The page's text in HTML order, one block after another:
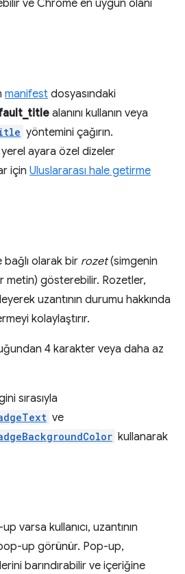
ve Chrome en uygun olanı
manifest dosyasındaki
alanını kullanın veya
yöntemini çağırın.
yerel ayara özel dizeler
için Uluslararası hale getirme
bağlı olarak bir rozet(simgenin
metin) gösterebilir. Rozetler,
uzantının durumu hakkında
kolaylaştırır.
4 karakter veya daha az
sırasıyla
ve
kullanarak
varsa kullanıcı, uzantının
pop-up görünür. Pop-up,
barındırabilir ve içeriğine